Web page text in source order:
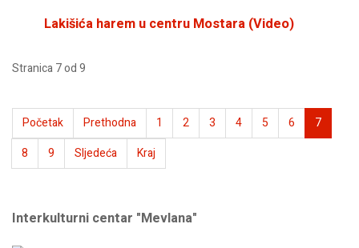
Lakišića harem u centru Mostara (Video)
Stranica 7 od 9
Početak Prethodna 1 2 3 4 5 6
7
8
9 Sljedeća Kraj
Interkulturni centar "Mevlana"